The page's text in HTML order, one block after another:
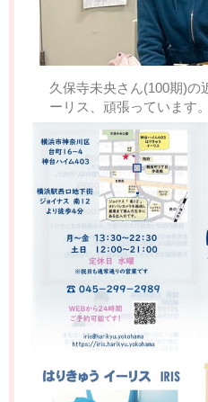
久保寺未央さん(100期)の
ーリス、頑張っています。